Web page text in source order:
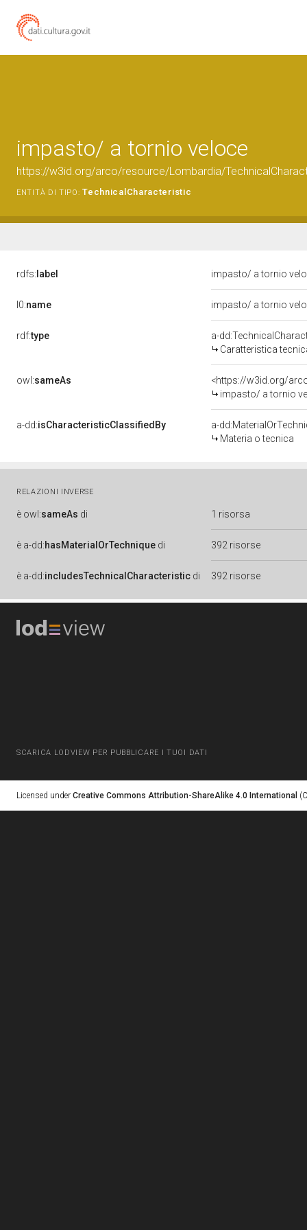
impasto/ a tornio veloce
https://w3id.org/arco/resource/Lombardia/
ENTITÀ DI TIPO: TechnicalCharacteristic
rdfs: label impasto/ a tornio
l0:name impasto/ a tornio
rdf:type
a-
Caratteristica
owl:sameAs
<https://w3id.org/
impasto/ a tornio
a-dd:isCharacteristicClassifiedBy
a-
Materia o tecnica
RELAZIONI INVERSE
è owl:sameAs di 1 risorsa
è a-dd:hasMaterialOrTechnique di 392 risorse
è a-dd:includesTechnicalCharacteristic di 392 risorse
SCARICA LODVIEW PER PUBBLICARE I TUOI DATI
Licensed under Creative Commons Attribution-ShareAlike 4.0 International